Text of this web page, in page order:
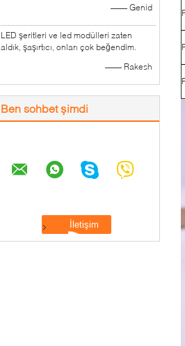
—— Genid
LED şeritleri ve led modülleri zaten
aldık, şaşırtıcı, onları çok beğendim.
—— Rakesh
Ben sohbet şimdi